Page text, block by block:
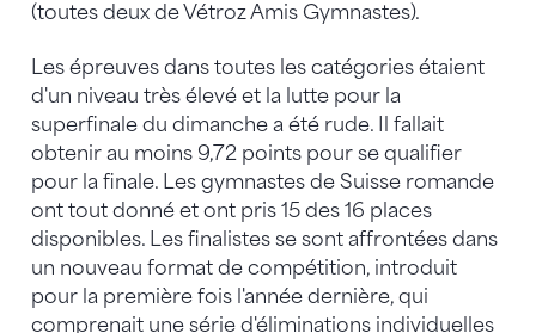
(toutes deux de Vétroz Amis Gymnastes).
Les épreuves dans toutes les catégories étaient
d'un niveau très élevé et la lutte pour la
superfinale du dimanche a été rude. Il fallait
obtenir au moins 9,72 points pour se qualifier
pour la finale. Les gymnastes de Suisse romande
ont tout donné et ont pris 15 des 16 places
disponibles. Les finalistes se sont affrontées dans
un nouveau format de compétition, introduit
pour la première fois l'année dernière, qui
comprenait une série d'éliminations individuelles